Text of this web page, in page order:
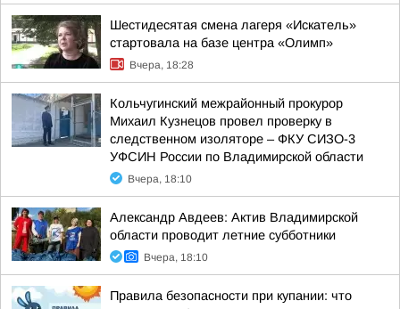
Шестидесятая смена лагеря «Искатель»
стартовала на базе центра «Олимп»
Вчера, 18:28
Кольчугинский межрайонный прокурор
Михаил Кузнецов провел проверку в
следственном изоляторе – ФКУ СИЗО-3
УФСИН России по Владимирской области
Вчера, 18:10
Александр Авдеев: Актив Владимирской
области проводит летние субботники
Вчера, 18:10
Правила безопасности при купании: что